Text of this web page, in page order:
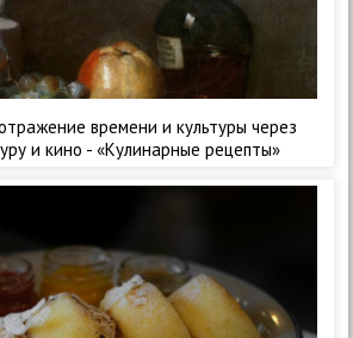
времени и культуры через
и кино - «Кулинарные рецепты»